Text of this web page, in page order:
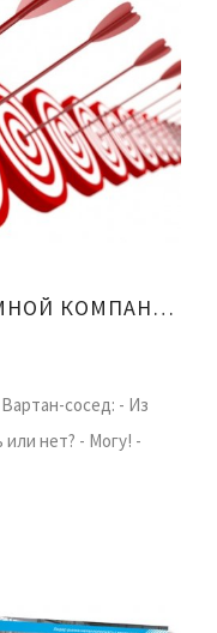
РАСЧЕТ БЮДЖЕТА РЕКЛАМНОЙ КОМПАНИИ
сосед: - Из
нет? - Могу! -